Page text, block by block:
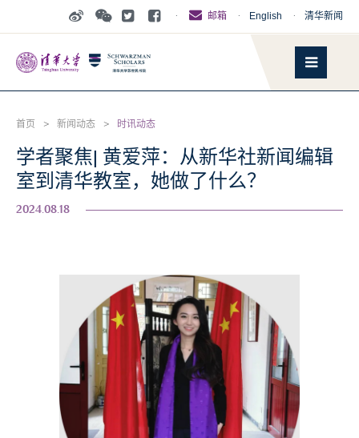
清华新闻
·
English
·
邮箱
·
首页 > 新闻动态 > 时讯动态
学者聚焦| 黄爱萍：从新华社新闻编辑
室到清华教室，她做了什么？
2024.08.18